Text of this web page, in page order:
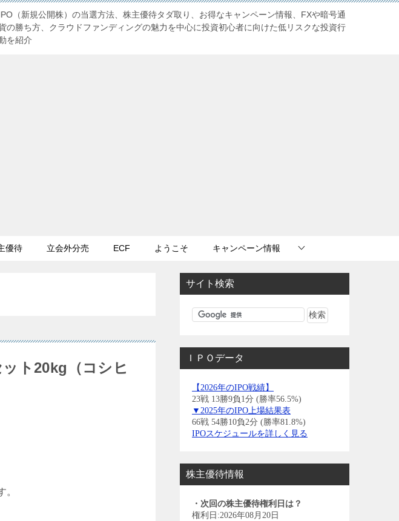
（新規公開株）の当選方法、株主優待タダ取り、お得なキャンペーン情報、FXや暗号通
の勝ち方、クラウドファンディングの魅力を中心に投資初心者に向けた低リスクな投資行
を紹介
優待 立会外分売 ECF ようこそ キャンペーン情報
ット20kg（コシヒ
サイト検索
ＩＰＯデータ
【2026年のIPO戦績】
23戦 13勝9負1分 (勝率56.5%)
▼2025年のIPO上場結果表
66戦 54勝10負2分 (勝率81.8%)
IPOスケジュールを詳しく見る
株主優待情報
・次回の株主優待権利日は？
権利日:2026年08月20日